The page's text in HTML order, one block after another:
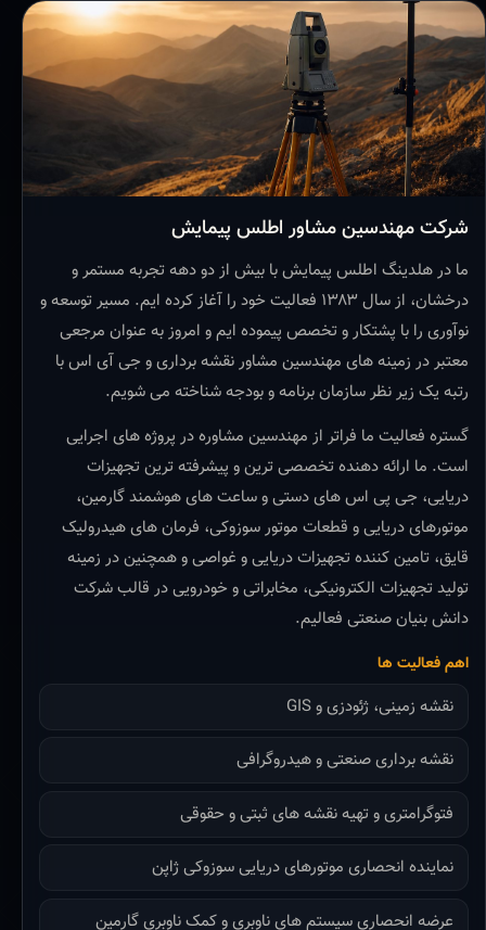
شرکت مهندسین مشاور اطلس پیمایش
ما در هلدینگ اطلس پیمایش با بیش از دو دهه تجربه مستمر و
درخشان، از سال ۱۳۸۳ فعالیت خود را آغاز کرده ایم. مسیر توسعه و
نوآوری را با پشتکار و تخصص پیموده ایم و امروز به عنوان مرجعی
معتبر در زمینه های مهندسین مشاور نقشه برداری و جی آی اس با
رتبه یک زیر نظر سازمان برنامه و بودجه شناخته می شویم.
گستره فعالیت ما فراتر از مهندسین مشاوره در پروژه های اجرایی
است. ما ارائه دهنده تخصصی ترین و پیشرفته ترین تجهیزات
دریایی، جی پی اس های دستی و ساعت های هوشمند گارمین،
موتورهای دریایی و قطعات موتور سوزوکی، فرمان های هیدرولیک
قایق، تامین کننده تجهیزات دریایی و غواصی و همچنین در زمینه
تولید تجهیزات الکترونیکی، مخابراتی و خودرویی در قالب شرکت
دانش بنیان صنعتی فعالیم.
اهم فعالیت ها
نقشه زمینی، ژئودزی و GIS
نقشه برداری صنعتی و هیدروگرافی
فتوگرامتری و تهیه نقشه های ثبتی و حقوقی
نماینده انحصاری موتورهای دریایی سوزوکی ژاپن
عرضه انحصاری سیستم های ناوبری و کمک ناوبری گارمین